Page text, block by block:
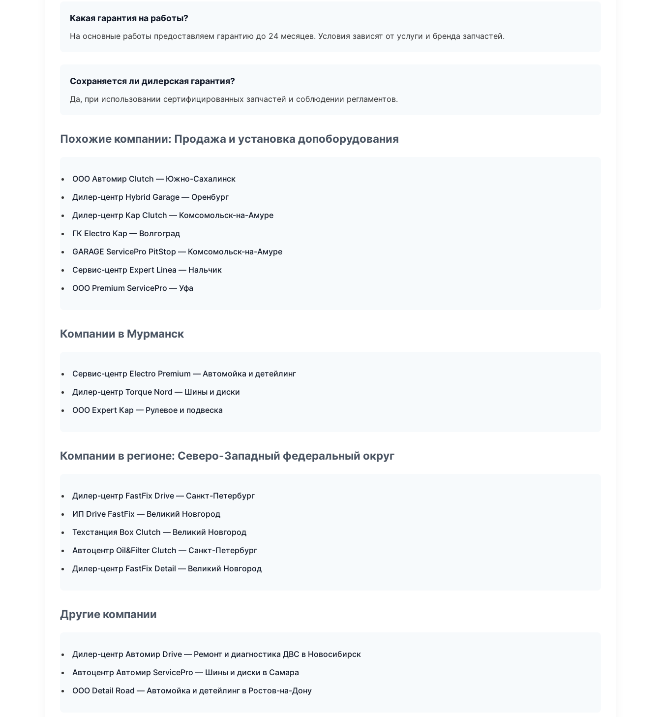
Какая гарантия на работы?
На основные работы предоставляем гарантию до 24 месяцев. Условия зависят от услуги и бренда запчастей.
Сохраняется ли дилерская гарантия?
Да, при использовании сертифицированных запчастей и соблюдении регламентов.
Похожие компании: Продажа и установка допоборудования
ООО Автомир Clutch — Южно-Сахалинск
Дилер-центр Hybrid Garage — Оренбург
Дилер-центр Кар Clutch — Комсомольск-на-Амуре
ГК Electro Кар — Волгоград
GARAGE ServicePro PitStop — Комсомольск-на-Амуре
Сервис-центр Expert Linea — Нальчик
ООО Premium ServicePro — Уфа
Компании в Мурманск
Сервис-центр Electro Premium — Автомойка и детейлинг
Дилер-центр Torque Nord — Шины и диски
ООО Expert Кар — Рулевое и подвеска
Компании в регионе: Северо-Западный федеральный округ
Дилер-центр FastFix Drive — Санкт-Петербург
ИП Drive FastFix — Великий Новгород
Техстанция Box Clutch — Великий Новгород
Автоцентр Oil&Filter Clutch — Санкт-Петербург
Дилер-центр FastFix Detail — Великий Новгород
Другие компании
Дилер-центр Автомир Drive — Ремонт и диагностика ДВС в Новосибирск
Автоцентр Автомир ServicePro — Шины и диски в Самара
ООО Detail Road — Автомойка и детейлинг в Ростов-на-Дону